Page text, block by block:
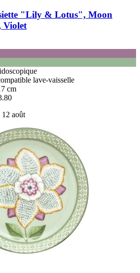
"Lily & Lotus", Moon
Violet
lave-vaisselle
cm
août